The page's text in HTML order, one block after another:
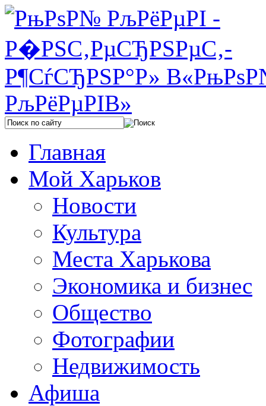
Главная
Мой Харьков
Новости
Культура
Места Харькова
Экономика и бизнес
Общество
Фотографии
Недвижимость
Афиша